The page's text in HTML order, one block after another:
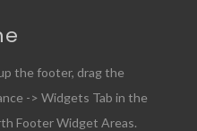
the footer, drag the
-> Widgets Tab in the
Footer Widget Areas.